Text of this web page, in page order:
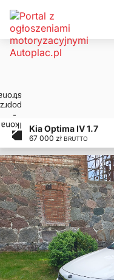
Kia Optima IV 1.7
67 000 zł BRUTTO